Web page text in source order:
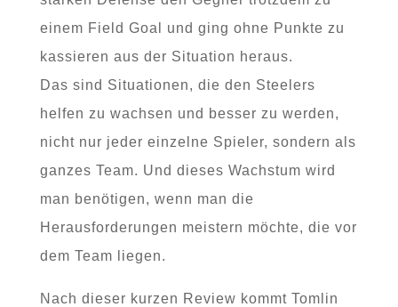
einem Field Goal und ging ohne Punkte zu
kassieren aus der Situation heraus.
Das sind Situationen, die den Steelers
helfen zu wachsen und besser zu werden,
nicht nur jeder einzelne Spieler, sondern als
ganzes Team. Und dieses Wachstum wird
man benötigen, wenn man die
Herausforderungen meistern möchte, die vor
dem Team liegen.
Nach dieser kurzen Review kommt Tomlin